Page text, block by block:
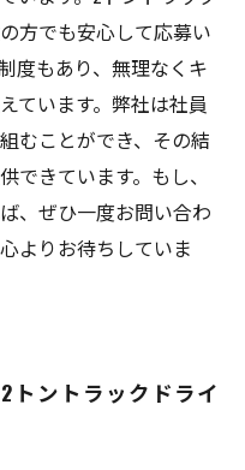
方でも安心して応募い
度もあり、無理なくキ
ています。弊社は社員
むことができ、その結
できています。もし、
、ぜひ一度お問い合わ
よりお待ちしていま
トントラックドライ